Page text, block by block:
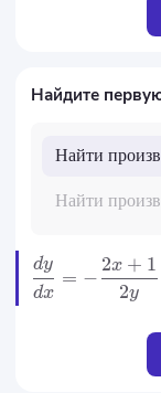
Найдите
Найти
Найти
dx
dy
= −
2y
2x + 1